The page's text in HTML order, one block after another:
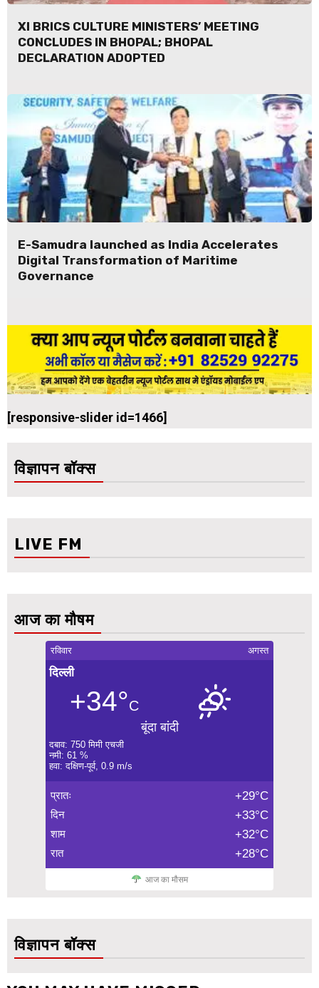
XI BRICS CULTURE MINISTERS’ MEETING
CONCLUDES IN BHOPAL; BHOPAL
DECLARATION ADOPTED
E-Samudra launched as India Accelerates
Digital Transformation of Maritime
Governance
[responsive-slider id=1466]
विज्ञापन बॉक्स
LIVE FM
आज का मौषम
रविवार अगस्त
दिल्ली
+34°C
बूंदा बांदी
दबाव: 750 मिमी एचजी
नमी: 61 %
हवा: दक्षिण-पूर्व, 0.9 m/s
प्रातः +29°C
दिन +33°C
शाम +32°C
रात +28°C
आज का मौसम
विज्ञापन बॉक्स